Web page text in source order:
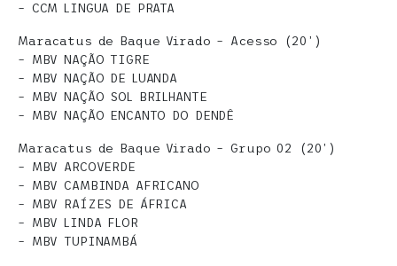
– CCM LINGUA DE PRATA
Maracatus de Baque Virado – Acesso (20’)
– MBV NAÇÃO TIGRE
– MBV NAÇÃO DE LUANDA
– MBV NAÇÃO SOL BRILHANTE
– MBV NAÇÃO ENCANTO DO DENDÊ
Maracatus de Baque Virado – Grupo 02 (20’)
– MBV ARCOVERDE
– MBV CAMBINDA AFRICANO
– MBV RAÍZES DE ÁFRICA
– MBV LINDA FLOR
– MBV TUPINAMBÁ